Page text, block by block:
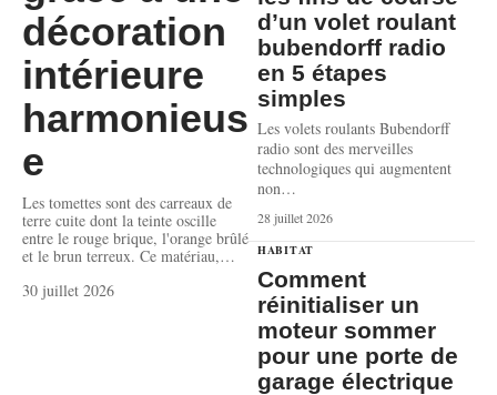
décoration
intérieure
harmonieus
e
Les tomettes sont des carreaux de
terre cuite dont la teinte oscille
entre le rouge brique, l'orange brûlé
et le brun terreux. Ce matériau,…
30 juillet 2026
d’un volet roulant
bubendorff radio
en 5 étapes
simples
Les volets roulants Bubendorff
radio sont des merveilles
technologiques qui augmentent
non…
28 juillet 2026
HABITAT
Comment
réinitialiser un
moteur sommer
pour une porte de
garage électrique